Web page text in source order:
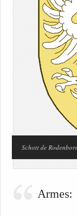
Schott de
Armes: